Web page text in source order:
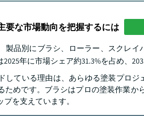
要な市場動向を把握するには
製品別にブラシ、ローラー、スクレ
年に市場シェア約31.3%を占め、
している理由は、あらゆる塗装プロ
ためです。ブラシはプロの塗装作業
プを支えています。